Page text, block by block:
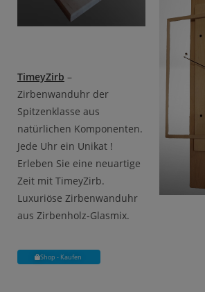
TimeyZirb –
Zirbenwanduhr der
Spitzenklasse aus
natürlichen Komponenten.
Jede Uhr ein Unikat !
Erleben Sie eine neuartige
Zeit mit TimeyZirb.
Luxuriöse Zirbenwanduhr
aus Zirbenholz-Glasmix.
Shop - Kaufen